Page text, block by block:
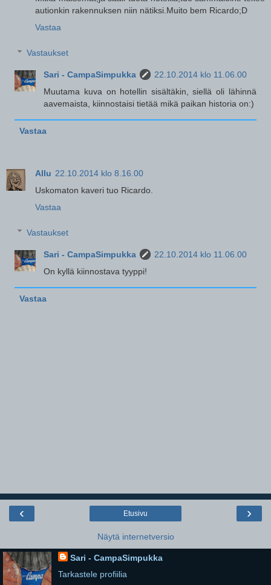
autionkin rakennuksen niin nätiksi.Muito bem Ricardo;D
Vastaa
Vastaukset
Sari - CampaSimpukka
22.10.2014 klo 11.06.00
Muutama kuva on hotellin sisältäkin, siellä oli lähinnä
aavemaista, kiinnostaisi tietää mikä paikan historia on:)
Vastaa
Allu 22.10.2014 klo 8.16.00
Uskomaton kaveri tuo Ricardo.
Vastaa
Vastaukset
Sari - CampaSimpukka
22.10.2014 klo 11.06.00
On kyllä kiinnostava tyyppi!
Vastaa
‹ ›
Etusivu
Näytä internetversio
Sari - CampaSimpukka
Tarkastele profiilia